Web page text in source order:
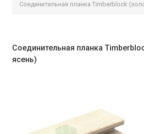
Соединительная планка Timberblock
Соединительная планка
ясень)